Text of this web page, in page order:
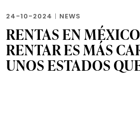
24-10-2024 | NEWS
RENTAS EN
RENTAR ES MÁS
UNOS ESTADOS